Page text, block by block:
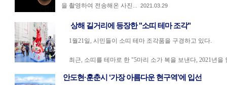
을 촬영하여 전송해온 사진... 2021.03.29
상해 길거리에 등장한 "소띠 테마 조각"
1월21일, 시민들이 소띠 테마 조각품을 구경하고 있다.
최근, 소띠를 테마로 한 "5마리 소가 복을 보낸다, 2021년을
안도현·훈춘시 ‘가장 아름다운 현구역’에 입선